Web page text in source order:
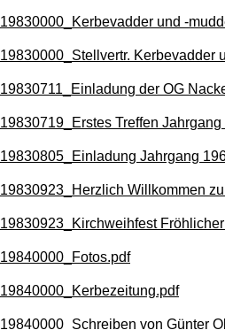
19830000_Kerbevadder und -
19830000_Stellvertr. Kerbevadder
19830711_Einladung der OG
19830719_Erstes Treffen
19830805_Einladung Jahrgang
19830923_Herzlich Willkommen
19830923_Kirchweihfest
19840000_Fotos.pdf
19840000_Kerbezeitung.pdf
19840000_Schreiben von Günter